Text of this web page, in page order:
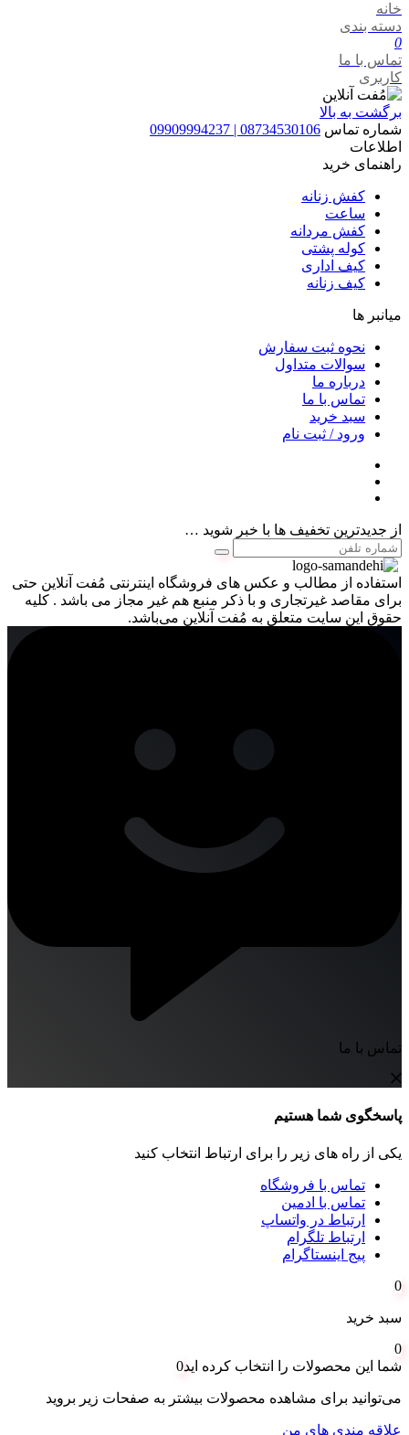
خانه
دسته بندی
0
تماس با ما
کاربری
برگشت به بالا
شماره تماس 08734530106 | 09909994237
اطلاعات
راهنمای خرید
کفش زنانه
ساعت
کفش مردانه
کوله پشتی
کیف اداری
کیف زنانه
میانبر ها
نحوه ثبت سفارش
سوالات متداول
درباره ما
تماس با ما
سبد خرید
ورود / ثبت نام
از جدیدترین تخفیف ها با خبر شوید …
استفاده از مطالب و عکس های فروشگاه اینترنتی مُفت آنلاین حتی
برای مقاصد غیرتجاری و با ذکر منبع هم غیر مجاز می باشد . کلیه
حقوق این سایت متعلق به مُفت آنلاین می‌باشد.
تماس با ما
پاسخگوی شما هستیم
یکی از راه های زیر را برای ارتباط انتخاب کنید
تماس با فروشگاه
تماس با ادمین
ارتباط در واتساپ
ارتباط تلگرام
پیج اینستاگرام
0
سبد خرید
0
شما این محصولات را انتخاب کرده اید0
می‌توانید برای مشاهده محصولات بیشتر به صفحات زیر بروید
علاقه مندی های من